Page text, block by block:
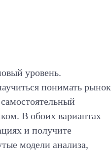
уровень.
понимать рынок
В обоих вариантах
и получите
модели анализа,